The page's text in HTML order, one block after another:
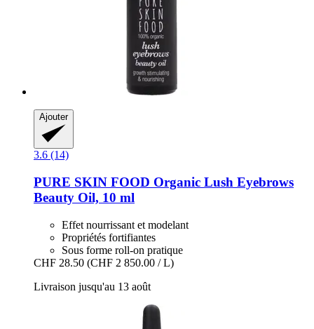
Ajouter
3.6 (14)
PURE SKIN FOOD Organic Lush Eyebrows
Beauty Oil, 10 ml
Effet nourrissant et modelant
Propriétés fortifiantes
Sous forme roll-on pratique
CHF 28.50 (CHF 2 850.00 / L)
Livraison jusqu'au 13 août